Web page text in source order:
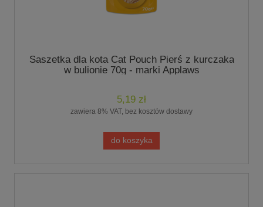
Saszetka dla kota Cat Pouch Pierś z kurczaka
w bulionie 70g - marki Applaws
5,19 zł
zawiera 8% VAT, bez kosztów dostawy
do koszyka